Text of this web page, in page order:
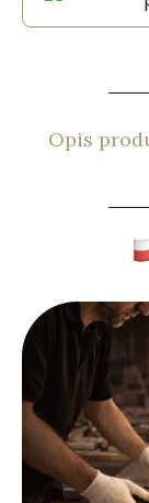
Opis